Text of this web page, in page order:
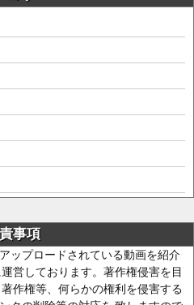
事項
ップロードされている動画を紹介
営しております。著作権侵害を目
作権等、何らかの権利を侵害する